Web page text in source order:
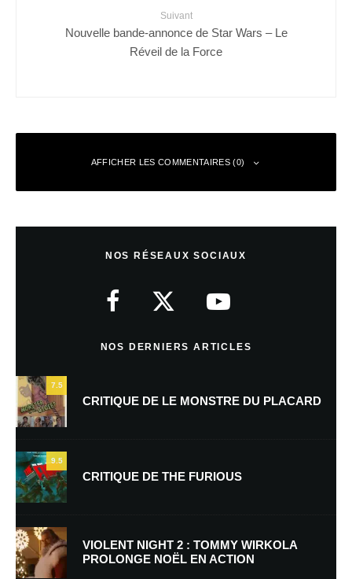
Suivant
Nouvelle bande-annonce de Star Wars – Le
Réveil de la Force
AFFICHER LES COMMENTAIRES (0)
Nom*
E-mail *
NOS RÉSEAUX SOCIAUX
NOS DERNIERS ARTICLES
7.5
CRITIQUE DE LE MONSTRE DU PLACARD
9.5
CRITIQUE DE THE FURIOUS
VIOLENT NIGHT 2 : TOMMY WIRKOLA
PROLONGE NOËL EN ACTION